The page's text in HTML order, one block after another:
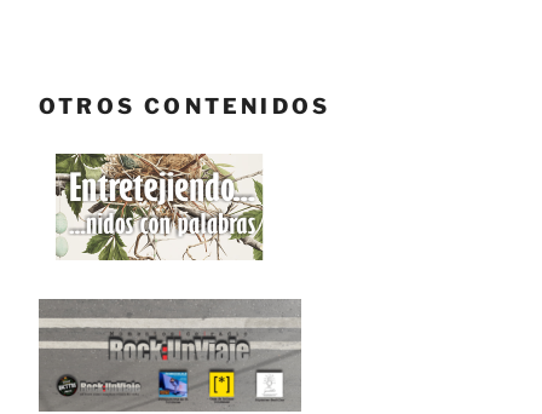
OTROS CONTENIDOS